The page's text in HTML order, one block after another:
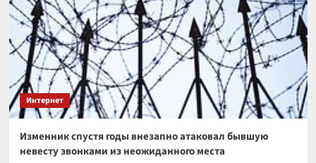
Интернет
Изменник спустя годы внезапно атаковал бывшую
невесту звонками из неожиданного места